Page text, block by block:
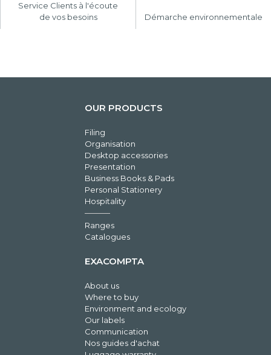
Service Clients à l'écoute
de vos besoins
Démarche environnementale
OUR PRODUCTS
Filing
Organisation
Desktop accessories
Presentation
Business Books & Pads
Personal Stationery
Hospitality
Ranges
Catalogues
EXACOMPTA
About us
Where to buy
Environment and ecology
Our labels
Communication
Nos guides d'achat